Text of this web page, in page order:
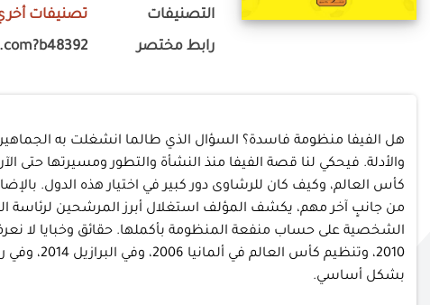
التصنيفات تصنيفات
رابط مختصر
هل الفيفا منظومة فاسدة؟ السؤال الذي طالما انشغلت به الجماهير
والأدلة. فيحكي لنا قصة الفيفا منذ النشأة والتطور ومسيرتها حتى
كأس العالم، وكيف كان للرشاوى دور كبير في اختيار هذه الدول.
من جانبٍ آخر مهم، يكشف المؤلف استغلال أبرز المرشحين لرئاسة
الشخصية على حساب منفعة المنظومة بأكملها. حقائق وخبايا لا
بشكل أساسي.